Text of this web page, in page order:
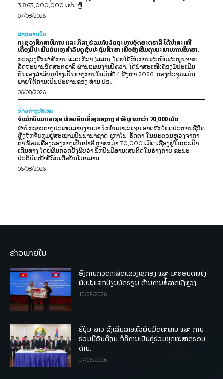
3,863,000,000 ເຢນ ຫຼື...
07/08/2026
ຂ່າວພາຍ​ໃນ
ກະຊວງສຶກສາທິການ ແລະ ກິລາ ຮ່ວມກັບລັດຖະບານອົດສະຕຣາລີ ໄດ້ນຳສະເໜີ
ເຄື່ອງມືປະເມີນຕົນເອງສຳລັບຄູຊັ້ນປະຖົມສຶກສາ ເພື່ອສົ່ງເສີມຄຸນນະພາບການສຶກສາ.
ກະຊວງສຶກສາທິການ ແລະ ກິລາ (ສສກ), ໂດຍໄດ້ຮັບການສະໜັບສະໜູນຈາກ
ລັດຖະບານອົດສະຕຣາລີ ຜ່ານແຜນງານບີຄວາ, ໄດ້ນຳສະເໜີເຄື່ອງມືປະເມີນ
ຕົນເອງສຳລັບຄູຢ່າງເປັນທາງການໃນວັນທີ 4 ສິງຫາ 2026. ກອງປະຊຸມແມ່ນ
ພາຍໃຕ້ການເປັນປະທານຂອງ ທ່ານ ປອ...
06/08/2026
ຂ່າວຕ່າງປະເທດ
ຈັບນັກບິນມາເລເຊຍ ພ້ອມຍຶດເຄື່ອງຂອງກາງ ຢາອີ ຫຼາຍກວ່າ 70,000 ເມັດ
ສຳນັກຂ່າວຕ່າງປະເທດລາຍງານວ່າ ນັກບິນມາເລເຊຍ ອາດຖືກໂທດປະຫານຊີວິດ
ຫຼັງຖືກຈັບກຸມຢູ່ສະໜາມບິນນານາຊາດ ຊູກາໂນ-ຮັດຕາ ໃນນະຄອນຫຼວງຈາກາ
ຕາ ພ້ອມເຄື່ອງຂອງກາງເປັນຢາອີ ຫຼາຍກວ່າ 70,000 ເມັດ ເຊື່ອງຢູ່ໃນກະເປົາ
ເດີນທາງ ໂດຍຜົນກວດຍັງພົບວ່າ ນັກບິນມີສານເສບຕິດໃນຮ່າງກາຍ ຂະນະ
ປະຕິບັດໜ້າທີ່ຂັບເຮືອບິນໂດຍສານ...
06/08/2026
ຂ່າວພາຍໃນ
ອົງການກວດກາລັດແຂວງເຊກອງ ແລະ ນະຄອນດາໜັງ
ພົບປະແລກປ່ຽນບົດຮຽນ ຕ້ານການສໍ້ລາດບັງຫຼວງ.
10/08/2026
ຍີ່ປຸ່ນ-ລາວ ສົ່ງເສີມສາຍພົວພັນມິດຕະພາບ ແລະ ການ
ຮ່ວມມືອັນດີງາມ ກໍຄືການເປັນຄູ່ຮ່ວມຍຸດທະສາດຮອບ
ດ້ານ.
07/08/2026